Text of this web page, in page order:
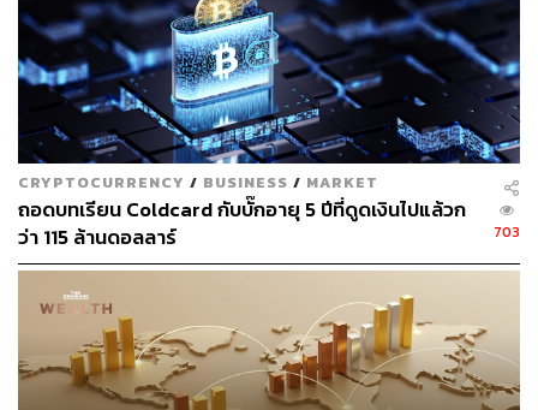
574
ลัลน์ลลิต ศรีจันทร์ดร
Content Creator THE STANDARD WEALTH
CRYPTOCURRENCY / BUSINESS / MARKET
ถอดบทเรียน Coldcard กับบั๊กอายุ 5 ปีที่ดูดเงินไปแล้วก
ว่า 115 ล้านดอลลาร์
703